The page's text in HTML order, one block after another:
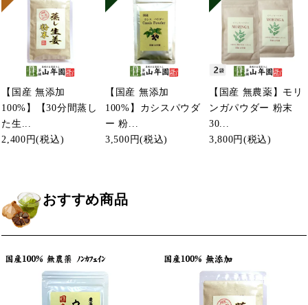
【国産 無添加
100%】【30分間蒸し
た生...
2,400円(税込)
【国産 無添加
100%】カシスパウダ
ー 粉...
3,500円(税込)
【国産 無農薬】モリ
ンガパウダー 粉末
30...
3,800円(税込)
おすすめ商品